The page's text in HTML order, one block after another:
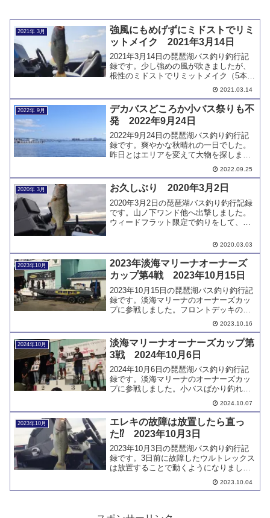
2021年 3月
強風にもめげずにミドストでリミ
ットメイク 2021年3月14日
2021年3月14日の琵琶湖バス釣り釣行記
録です。少し強めの風が吹きましたが、
根性のミドストでリミットメイク（5本）
しました。風の中でもミドストで釣るこ
とができるようになったのは成長でしょ
うか。ミドスト以外で釣れていない問題
は継続中です。
2021.03.14
2022年 9月
デカバスどころか小バス祭りも不
発 2022年9月24日
2022年9月24日の琵琶湖バス釣り釣行記
録です。爽やかな秋晴れの一日でした。
昨日とはエリアを変えて大物を探しまし
たが、釣れるのは相変わらす小バスのみ
でした。ベイトが見当たらないと小バス
祭りにもなりません。
2022.09.25
2020年 3月 お久しぶり 2020年3月2日
2020年3月2日の琵琶湖バス釣り釣行記録
です。山ノ下ワンド他へ出撃しました。
ウィードフラット限定で釣りをして、ほ
た。帰着後、バスボートにトラブルが発
生したため、次回の釣行は未定です。
2020.03.03
2023年10月
2023年淡海マリーナオーナーズ
カップ第4戦 2023年10月15日
2023年10月15日の琵琶湖バス釣り釣行記
録です。淡海マリーナのオーナーズカッ
プに参戦しました。フロントデッキのセ
ンターストレージ蓋を外して出撃して、
小バス3本をミドストでリミットメイク
し、スピナーベイトで掛けた大物をミス
しました。
2023.10.16
2024年10月
淡海マリーナオーナーズカップ第
3戦 2024年10月6日
2024年10月6日の琵琶湖バス釣り釣行記
録です。淡海マリーナのオーナーズカッ
プに参戦しました。小バスばかり釣れる
状況でデカバスを1本キャッチすることが
できましたが残念ながら表彰台には届き
ませんでした。
2024.10.07
2023年10月
エレキの故障は放置したら直っ
た⁉ 2023年10月3日
2023年10月3日の琵琶湖バス釣り釣行記
録です。3日前に故障したウルトレックス
は放置することで動くようになりまし
た。修理は当面保留です。釣果は小バス
のみデカバスはどこに行ったのでしょう
2023.10.04